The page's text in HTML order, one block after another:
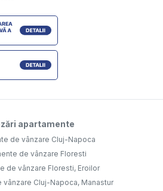
apartamente
de vânzare Cluj-Napoca
de vânzare Floresti
de vânzare Floresti, Eroilor
vânzare Cluj-Napoca, Manastur